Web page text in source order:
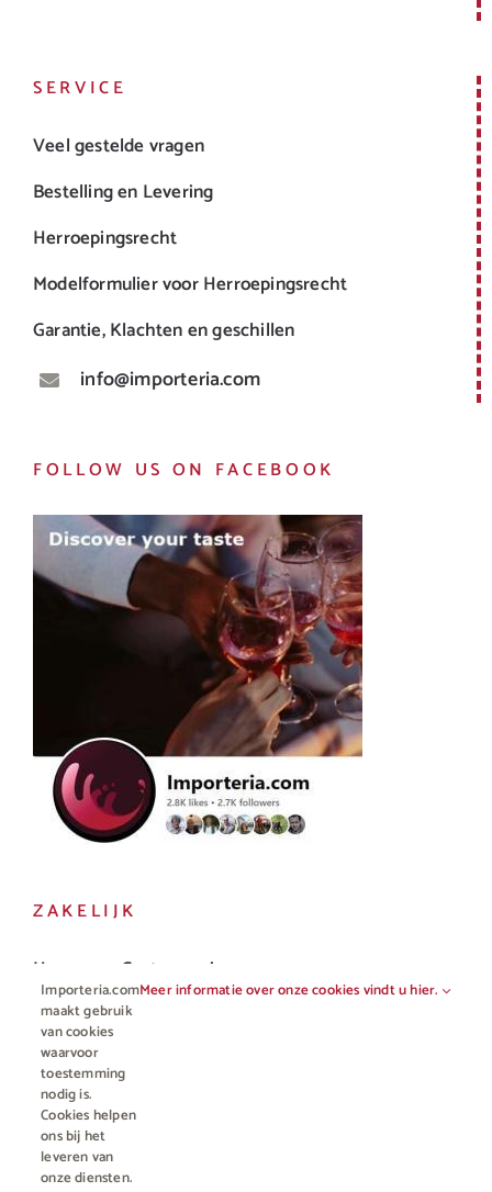
SERVICE
Veel gestelde vragen
Bestelling en Levering
Herroepingsrecht
Modelformulier voor Herroepingsrecht
Garantie, Klachten en geschillen
info@importeria.com
FOLLOW US ON FACEBOOK
ZAKELIJK
Horeca en Gastronomie
Vakhandel
Importeria.com
maakt gebruik
van cookies
waarvoor
toestemming
nodig is.
Cookies helpen
ons bij het
leveren van
onze diensten.
Meer informatie over onze cookies vindt u hier.